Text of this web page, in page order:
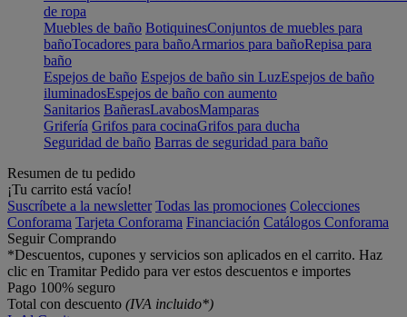
de ropa
Muebles de baño BotiquinesConjuntos de muebles para
bañoTocadores para bañoArmarios para bañoRepisa para
baño
Espejos de baño Espejos de baño sin LuzEspejos de baño
iluminadosEspejos de baño con aumento
Sanitarios BañerasLavabosMamparas
Grifería Grifos para cocinaGrifos para ducha
Seguridad de baño Barras de seguridad para baño
Resumen de tu pedido
¡Tu carrito está vacío!
Suscríbete a la newsletter Todas las promociones Colecciones
Conforama Tarjeta Conforama Financiación Catálogos Conforama
Seguir Comprando
*Descuentos, cupones y servicios son aplicados en el carrito. Haz
clic en Tramitar Pedido para ver estos descuentos e importes
Pago 100% seguro
Total con descuento (IVA incluido*)